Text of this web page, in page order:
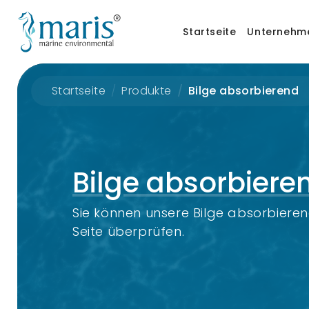
Startseite
Startseite Produkte Bilge absorbierend
Bilge
Sie können unsere Bilge
Seite überprüfen.